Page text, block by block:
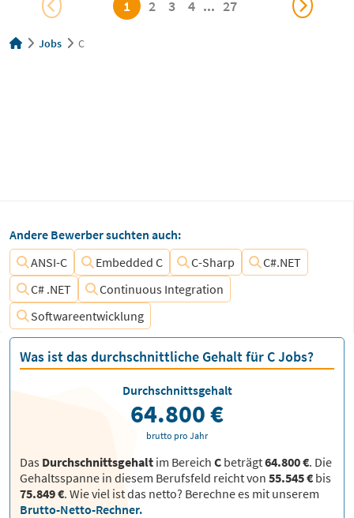
1 2 3 4 ... 27
Jobs C
Andere Bewerber suchten auch:
ANSI-C
Embedded C C-Sharp
C#.NET
C# .NET
Continuous Integration
Softwareentwicklung
Was ist das durchschnittliche Gehalt für C Jobs?
Das Durchschnittsgehalt im Bereich C beträgt64.800 €. Die
Gehaltsspanne in diesem Berufsfeld reicht von 55.545 € bis
75.849 €. Wie viel ist das netto? Berechne es mit unserem
Brutto-Netto-Rechner.
Durchschnittsgehalt
64.800 €
brutto pro Jahr